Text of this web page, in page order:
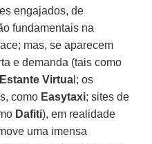
engajados, de
fundamentais na
mas, se aparecem
e demanda (tais como
Estante Virtua l; os
como Easytaxi; sites de
Dafiti), em realidade
uma imensa